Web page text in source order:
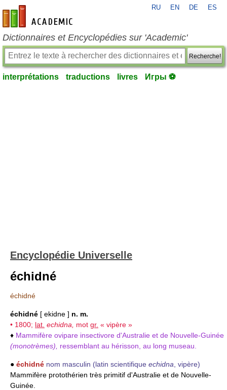
fr-academic.com
RU EN DE ES
Dictionnaires et Encyclopédies sur 'Academic'
Recherche!
interprétations traductions livres Игры ⚽
Encyclopédie Universelle
échidné
échidné
échidné [ ekidne ] n. m.
• 1800; lat. echidna, mot gr. « vipère »
♦ Mammifère ovipare insectivore d'Australie et de Nouvelle-Guinée
(monotrèmes),
ressemblant au hérisson, au long museau.
● échidné nom masculin (latin scientifique echidna , vipère)
Mammifère protothérien très primitif d'Australie et de Nouvelle-
Guinée.